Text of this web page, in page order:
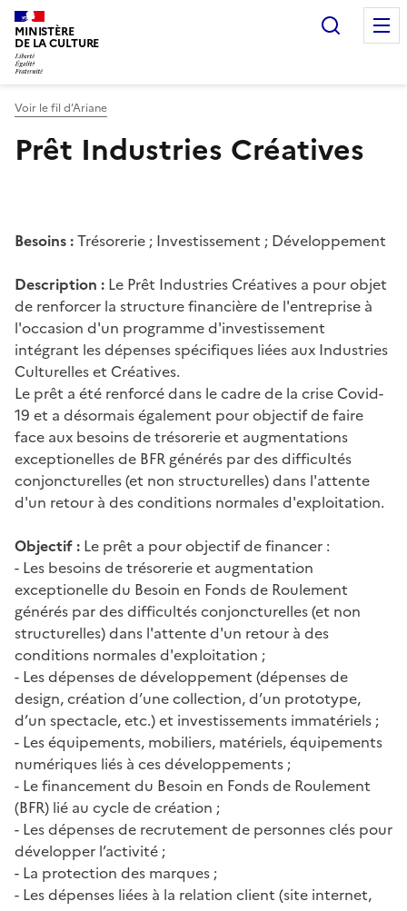
MINISTÈRE
DE LA CULTURE
Voir le fil d’Ariane
Prêt Industries Créatives
Besoins :Trésorerie ; Investissement ; Développement
Description : Le Prêt Industries Créatives a pour objet
de renforcer la structure financière de l'entreprise à
l'occasion d'un programme d'investissement
intégrant les dépenses spécifiques liées aux Industries
Culturelles et Créatives.
Le prêt a été renforcé dans le cadre de la crise Covid-
19 et a désormais également pour objectif de faire
face aux besoins de trésorerie et augmentations
exceptionelles de BFR générés par des difficultés
conjoncturelles (et non structurelles) dans l'attente
d'un retour à des conditions normales d'exploitation.
Objectif : Le prêt a pour objectif de financer :
- Les besoins de trésorerie et augmentation
exceptionelle du Besoin en Fonds de Roulement
générés par des difficultés conjoncturelles (et non
structurelles) dans l'attente d'un retour à des
conditions normales d'exploitation ;
- Les dépenses de développement (dépenses de
design, création d’une collection, d’un prototype,
d’un spectacle, etc.) et investissements immatériels ;
- Les équipements, mobiliers, matériels, équipements
numériques liés à ces développements ;
- Le financement du Besoin en Fonds de Roulement
(BFR) lié au cycle de création ;
- Les dépenses de recrutement de personnes clés pour
développer l’activité ;
- La protection des marques ;
- Les dépenses liées à la relation client (site internet,